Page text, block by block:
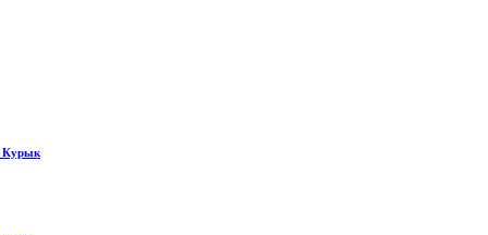
Курык